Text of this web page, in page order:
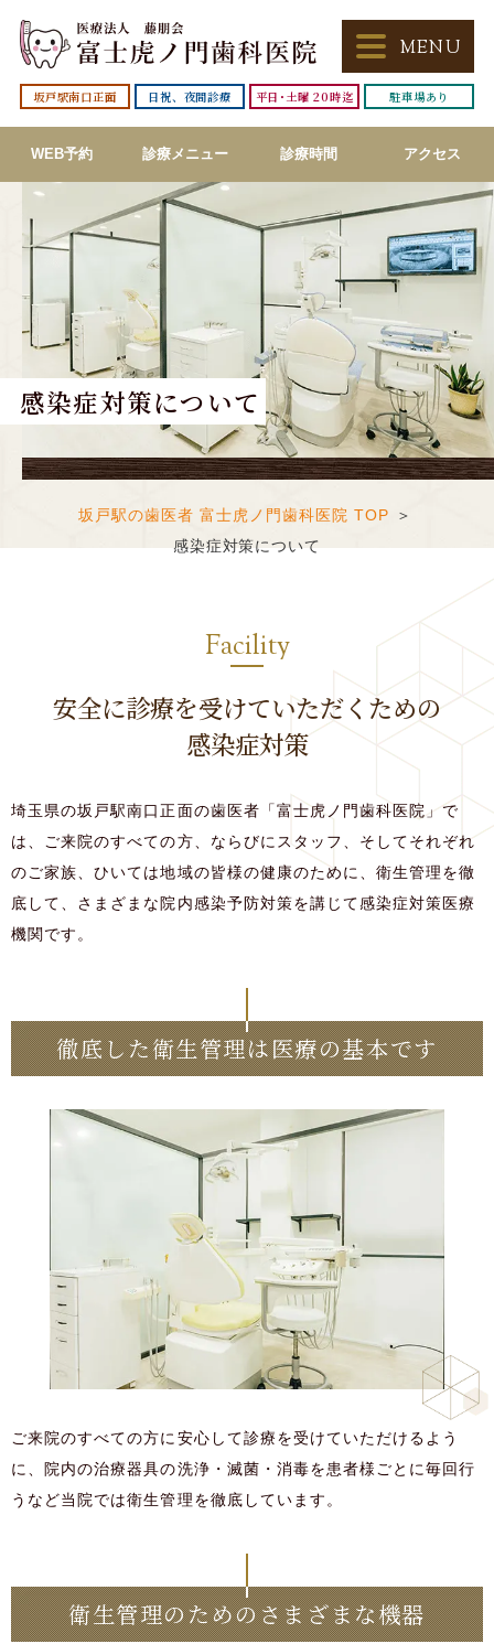
坂戸駅南口正面 日祝、夜間診療 平日･土曜 20時迄 駐車場あり
WEB予約 診療メニュー 診療時間 アクセス
感染症対策について
坂戸駅の歯医者 富士虎ノ門歯科医院 TOP
感染症対策について
Facility
安全に診療を受けていただくための
感染症対策
埼玉県の坂戸駅南口正面の歯医者「富士虎ノ門歯科医院」で
は、ご来院のすべての方、ならびにスタッフ、そしてそれぞれ
のご家族、ひいては地域の皆様の健康のために、衛生管理を徹
底して、さまざまな院内感染予防対策を講じて感染症対策医療
機関です。
徹底した衛生管理は医療の基本です
ご来院のすべての方に安心して診療を受けていただけるよう
に、院内の治療器具の洗浄・滅菌・消毒を患者様ごとに毎回行
うなど当院では衛生管理を徹底しています。
衛生管理のためのさまざまな機器